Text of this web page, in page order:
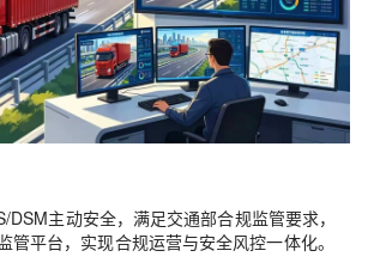
DSM主动安全，满足交通部合规监管要求，
管平台，实现合规运营与安全风控一体化。